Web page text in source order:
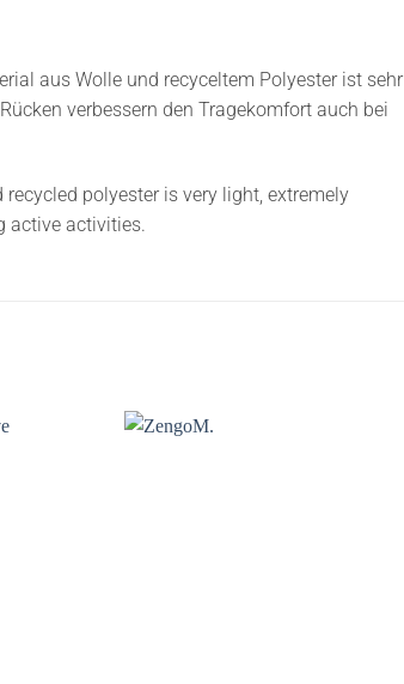
aus Wolle und recyceltem Polyester ist sehr
verbessern den Tragekomfort auch bei
polyester is very light, extremely
active activities.